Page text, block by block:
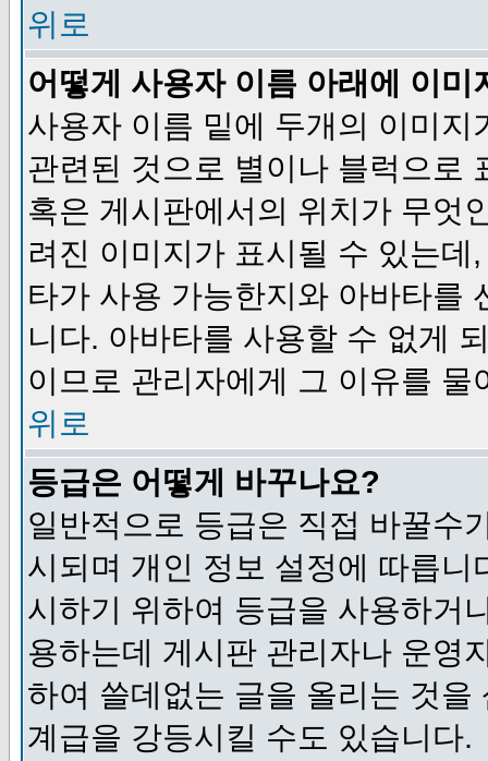
위로
어떻게 사용자 이름 아래에 이미
사용자 이름 밑에 두개의 이미
관련된 것으로 별이나 블럭으로
혹은 게시판에서의 위치가 무엇
려진 이미지가 표시될 수 있는
타가 사용 가능한지와 아바타를
니다. 아바타를 사용할 수 없게
이므로 관리자에게 그 이유를 물
위로
등급은 어떻게 바꾸나요?
일반적으로 등급은 직접 바꿀수
시되며 개인 정보 설정에 따릅
시하기 위하여 등급을 사용하거
용하는데 게시판 관리자나 운영
하여 쓸데없는 글을 올리는 것
계급을 강등시킬 수도 있습니다.